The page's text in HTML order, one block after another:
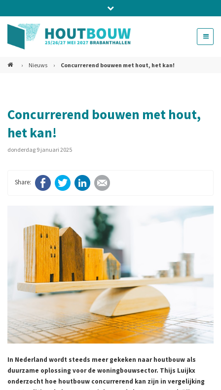
Bel ons voor info 0294 - 74 50 70
beurs@54events.nl
› Nieuws › Concurrerend bouwen met hout, het kan!
Concurrerend bouwen met hout,
het kan!
donderdag 9 januari 2025
FacebookTwitter LinkedIn
In Nederland wordt steeds meer gekeken naar houtbouw als
duurzame oplossing voor de woningbouwsector. Thijs Luijkx
onderzocht hoe houtbouw concurrerend kan zijn in vergelijking